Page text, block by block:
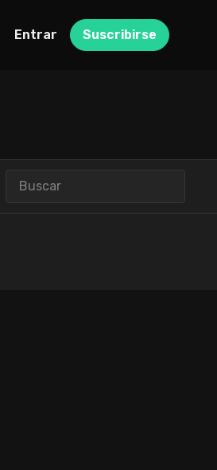
Entrar Suscribirse